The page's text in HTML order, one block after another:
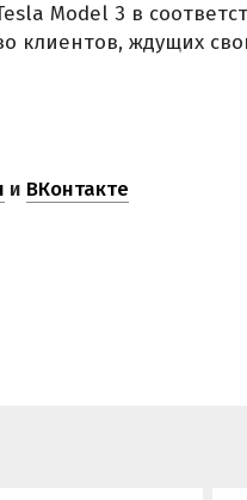
Model 3 в
клиентов, ждущих
и ВКонтакте